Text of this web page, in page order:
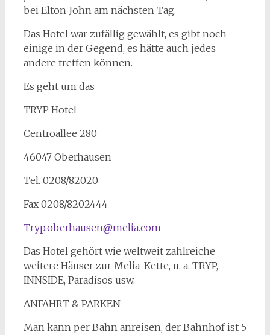
bei Elton John am nächsten Tag.
Das Hotel war zufällig gewählt, es gibt noch
einige in der Gegend, es hätte auch jedes
andere treffen können.
Es geht um das
TRYP Hotel
Centroallee 280
46047 Oberhausen
Tel. 0208/82020
Fax 0208/8202444
Tryp.oberhausen@melia.com
Das Hotel gehört wie weltweit zahlreiche
weitere Häuser zur Melia-Kette, u. a. TRYP,
INNSIDE, Paradisos usw.
ANFAHRT & PARKEN
Man kann per Bahn anreisen, der Bahnhof ist 5